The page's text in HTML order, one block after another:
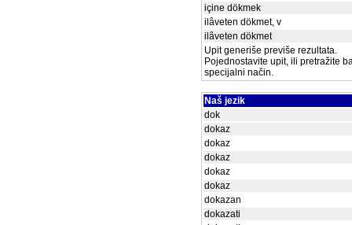
içine dökmek
ilâveten dökmet, v
ilâveten dökmet
Upit generiše previše rezultata.
Pojednostavite upit, ili pretražite
specijalni način.
Naš jezik
dok
dokaz
dokaz
dokaz
dokaz
dokaz
dokazan
dokazati